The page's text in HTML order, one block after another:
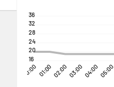
00:0001:0002:0003:0004:0005:00
36
32
28
24
20
16